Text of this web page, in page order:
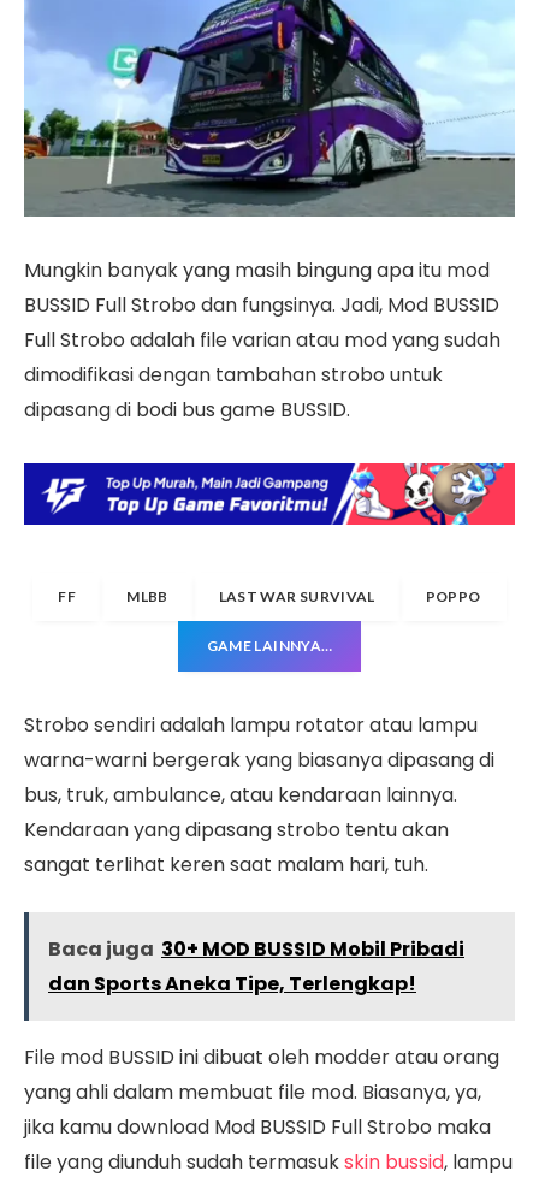
Mungkin banyak yang masih bingung apa itu mod
BUSSID Full Strobo dan fungsinya. Jadi, Mod BUSSID
Full Strobo adalah file varian atau mod yang sudah
dimodifikasi dengan tambahan strobo untuk
dipasang di bodi bus game BUSSID.
FF MLBB LAST WAR SURVIVAL POPPO
GAME LAINNYA…
Strobo sendiri adalah lampu rotator atau lampu
warna-warni bergerak yang biasanya dipasang di
bus, truk, ambulance, atau kendaraan lainnya.
Kendaraan yang dipasang strobo tentu akan
sangat terlihat keren saat malam hari, tuh.
Baca juga 30+ MOD BUSSID Mobil Pribadi
dan Sports Aneka Tipe, Terlengkap!
File mod BUSSID ini dibuat oleh modder atau orang
yang ahli dalam membuat file mod. Biasanya, ya,
jika kamu download Mod BUSSID Full Strobo maka
file yang diunduh sudah termasukskin bussid, lampu